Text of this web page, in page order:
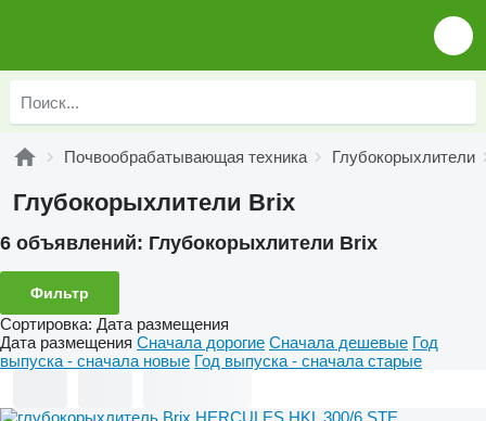
Почвообрабатывающая техника Глубокорыхлители
Глубокорыхлители Brix
6 объявлений: Глубокорыхлители Brix
Фильтр
Сортировка: Дата размещения
Дата размещения Сначала дорогие Сначала дешевые Год
выпуска - сначала новые Год выпуска - сначала старые